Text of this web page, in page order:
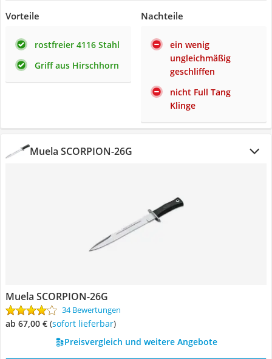
Vorteile
rostfreier 4116 Stahl
Griff aus Hirschhorn
Nachteile
ein wenig
ungleichmäßig
geschliffen
nicht Full Tang
Klinge
Muela SCORPION-26G
Muela SCORPION-26G
34 Bewertungen
ab 67,00 € ( Sofort lieferbar)
Preisvergleich und weitere Angebote